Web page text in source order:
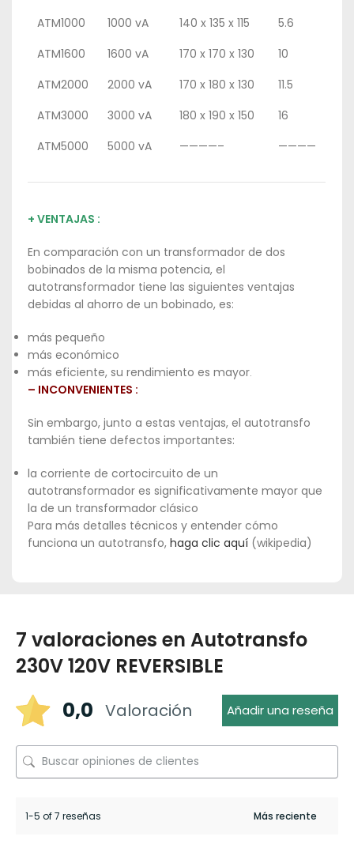
ATM1000
ATM1600
ATM2000
ATM3000
ATM5000
1000 vA
1600 vA
2000 vA
3000 vA
5000 vA
140 x 135 x 115
170 x 170 x 130
170 x 180 x 130
180 x 190 x 150
————–
5.6
10
11.5
16
————
+ VENTAJAS :
En comparación con un transformador de dos
bobinados de la misma potencia, el
autotransformador tiene las siguientes ventajas
debidas al ahorro de un bobinado, es:
más pequeño
más económico
más eficiente, su rendimiento es mayor.
– INCONVENIENTES :
Sin embargo, junto a estas ventajas, el autotransfo
también tiene defectos importantes:
la corriente de cortocircuito de un
autotransformador es significativamente mayor que
la de un transformador clásico
Para más detalles técnicos y entender cómo
funciona un autotransfo, haga clic aquí (wikipedia)
7 valoraciones en Autotransfo
230V 120V REVERSIBLE
0,0 Valoración Añadir una reseña
1-5 of 7 reseñas